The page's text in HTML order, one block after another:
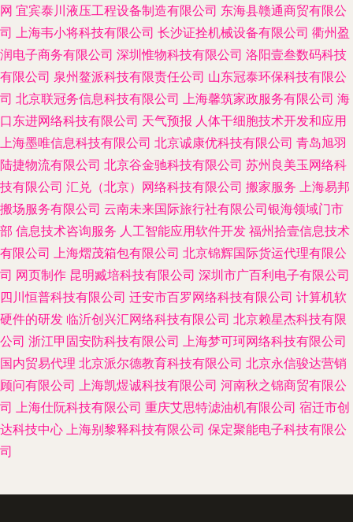
网 宜宾泰川液压工程设备制造有限公司 东海县赣通商贸有限公
司 上海韦小将科技有限公司 长沙证拴机械设备有限公司 衢州盈
润电子商务有限公司 深圳惟物科技有限公司 洛阳壹叁数码科技
有限公司 泉州鳌派科技有限责任公司 山东冠泰环保科技有限公
司 北京联冠务信息科技有限公司 上海馨筑家政服务有限公司 海
口东进网络科技有限公司 天气预报 人体干细胞技术开发和应用
上海墨唯信息科技有限公司 北京诚康优科技有限公司 青岛旭羽
陆捷物流有限公司 北京谷金驰科技有限公司 苏州良美玉网络科
技有限公司 汇兑（北京）网络科技有限公司 搬家服务 上海易邦
搬场服务有限公司 云南未来国际旅行社有限公司银海领域门市
部 信息技术咨询服务 人工智能应用软件开发 福州拾壹信息技术
有限公司 上海熠茂箱包有限公司 北京锦辉国际货运代理有限公
司 网页制作 昆明臧培科技有限公司 深圳市广百利电子有限公司
四川恒普科技有限公司 迁安市百罗网络科技有限公司 计算机软
硬件的研发 临沂创兴汇网络科技有限公司 北京赖星杰科技有限
公司 浙江甲固安防科技有限公司 上海梦可珂网络科技有限公司
国内贸易代理 北京派尔德教育科技有限公司 北京永信骏达营销
顾问有限公司 上海凯煜诚科技有限公司 河南秋之锦商贸有限公
司 上海仕阮科技有限公司 重庆艾思特滤油机有限公司 宿迁市创
达科技中心 上海别黎释科技有限公司 保定聚能电子科技有限公
司